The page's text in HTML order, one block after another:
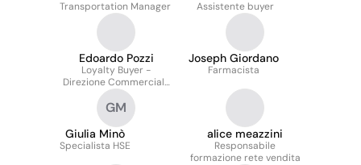
Transportation Manager Assistente buyer
Edoardo Pozzi
Loyalty Buyer -
Direzione Commerciale
Acquisti Fìdaty
Joseph Giordano
Farmacista
GM
Giulia Minò
Specialista HSE
alice meazzini
Responsabile
formazione rete vendita